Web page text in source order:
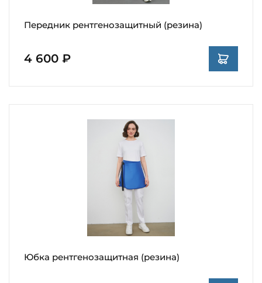
Передник рентгенозащитный (резина)
4 600 ₽
Юбка рентгенозащитная (резина)